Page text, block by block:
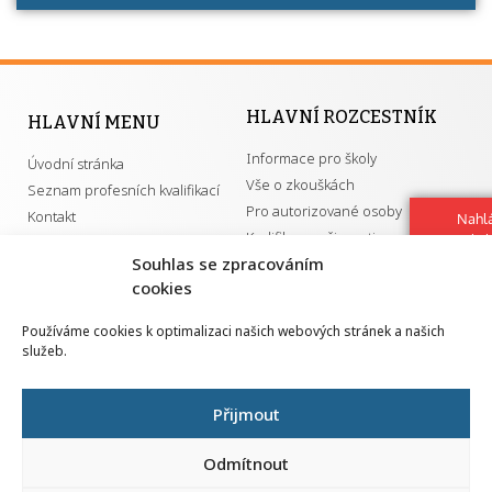
Souhlas se zpracováním
cookies
Používáme cookies k optimalizaci našich webových stránek a našich
služeb.
Přijmout
Odmítnout
HLAVNÍ MENU
Úvodní stránka
Seznam profesních kvalifikací
Kontakt
HLAVNÍ ROZCESTNÍK
Informace pro školy
Vše o zkouškách
Pro autorizované osoby
Kvalifikace a živnosti
GDPR
Národní pedagogický institut ČR
Senovážné náměstí 25
110 00 Praha 1